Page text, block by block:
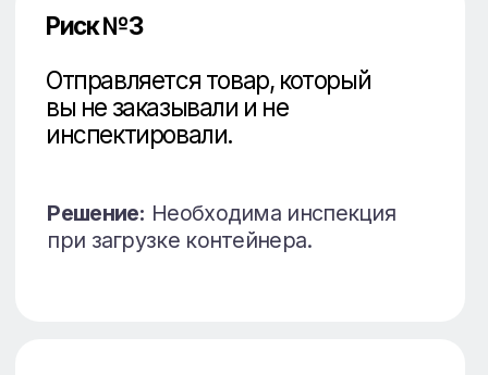
Китай будет осуществлен в самые сжатые
требованиями федеральных законов. Мы
предоставим все необходимые документы
для вашей бухгалтерии и проследим за
юридической чистотой вашего поставщика.